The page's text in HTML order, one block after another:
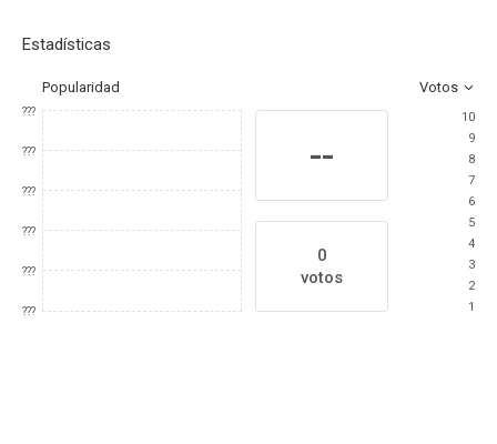
Estadísticas
Popularidad Votos
???
???
???
???
???
???
--
0
votos
10
9
8
7
6
5
4
3
2
1